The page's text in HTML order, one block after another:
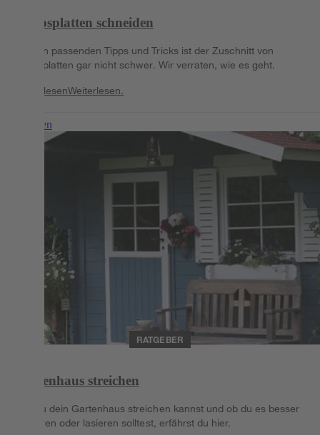
Rigipsplatten schneiden
Mit den passenden Tipps und Tricks ist der Zuschnitt von
Rigipsplatten gar nicht schwer. Wir verraten, wie es geht.
WeiterlesenWeiterlesen.
Weiterlesen
RATGEBER
Gartenhaus streichen
Wie du dein Gartenhaus streichen kannst und ob du es besser
lackieren oder lasieren solltest, erfährst du hier.